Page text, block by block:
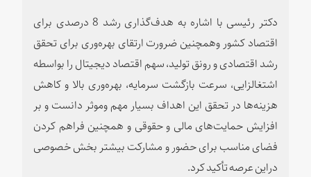
دکتر رئیسی با اشاره به هدف‌گذاری رشد 8 درصدی برای
اقتصاد کشور وهمچنین ضرورت ارتقای بهره‌وری برای تحقق
رشد اقتصادی و رونق تولید، سهم اقتصاد دیجیتال را بواسطه
اشتغالزایی، سرعت بازگشت سرمایه، بهره‌وری بالا و کاهش
هزینه‌ها در تحقق این اهداف بسیار مهم وموثر دانست و بر
افزایش حمایت‌های مالی و حقوقی و همچنین فراهم کردن
فضای مناسب برای حضور و مشارکت بیشتر بخش خصوصی
دراین عرصه تأکید کرد.